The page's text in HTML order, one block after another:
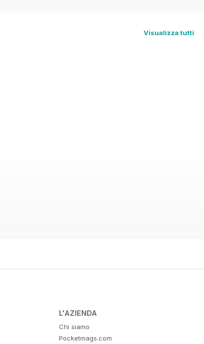
Visualizza tutti
L'AZIENDA
Chi siamo
Pocketmags.com